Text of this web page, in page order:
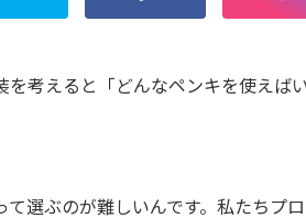
を考えると「どんなペンキを使えば
て選ぶのが難しいんです。私たちプロ